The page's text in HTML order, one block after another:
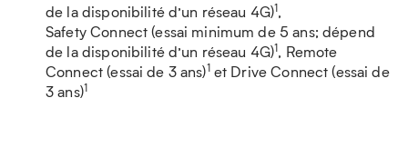
de la disponibilité d’un réseau 4G)1,
Safety Connect (essai minimum de 5 ans; dépend
de la disponibilité d’un réseau 4G)1, Remote
Connect (essai de 3 ans)1et Drive Connect (essai de
3 ans)1